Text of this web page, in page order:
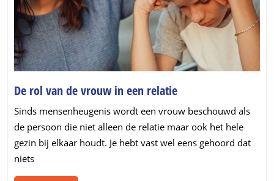
De rol van de vrouw in een relatieDe
rol
van
de
vrouw
Sinds mensenheugenis wordt een vrouw beschouwd als
de persoon die niet alleen de relatie maar ook het hele
gezin bij elkaar houdt. Je hebt vast wel eens gehoord dat
niets